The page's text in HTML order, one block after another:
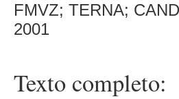
FMVZ; TERNA;
2001
Texto completo: